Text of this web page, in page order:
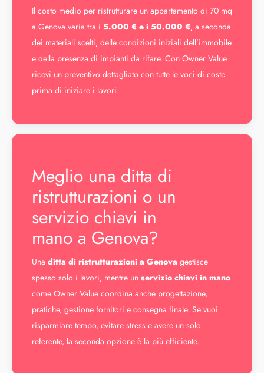
Il costo medio per ristrutturare un appartamento di 70 mq
a Genova varia tra i 5.000 € e i 50.000 €, a seconda
dei materiali scelti, delle condizioni iniziali dell’immobile
e della presenza di impianti da rifare. Con Owner Value
ricevi un preventivo dettagliato con tutte le voci di costo
prima di iniziare i lavori.
Meglio una ditta di
ristrutturazioni o un
servizio chiavi in
mano a Genova?
Una ditta di ristrutturazioni a Genova gestisce
spesso solo i lavori, mentre un servizio chiavi in mano
come Owner Value coordina anche progettazione,
pratiche, gestione fornitori e consegna finale. Se vuoi
risparmiare tempo, evitare stress e avere un solo
referente, la seconda opzione è la più efficiente.